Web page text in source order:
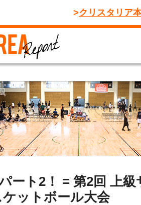
クリスタリア
ート2！ = 第2回 上
ケットボール大会